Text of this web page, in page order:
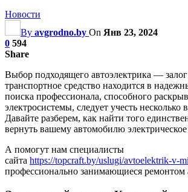
Новости
By avgrodno.by On Янв 23, 2024
0 594
Share
Выбор подходящего автоэлектрика —
транспортное средство находится в
поиска профессионала, способного
электросистемы, следует учесть несколько
Давайте разберем, как найти того
вернуть вашему автомобилю электрическое
А помогут нам специалисты
сайта https://topcraft.by/uslugi/avtoelektrik-v-
профессионально занимающиеся ремонтом